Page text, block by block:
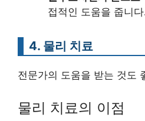
접적인 도움을 줍니
4. 물리 치료
전문가의 도움을 받는 것도
물리 치료의 이점